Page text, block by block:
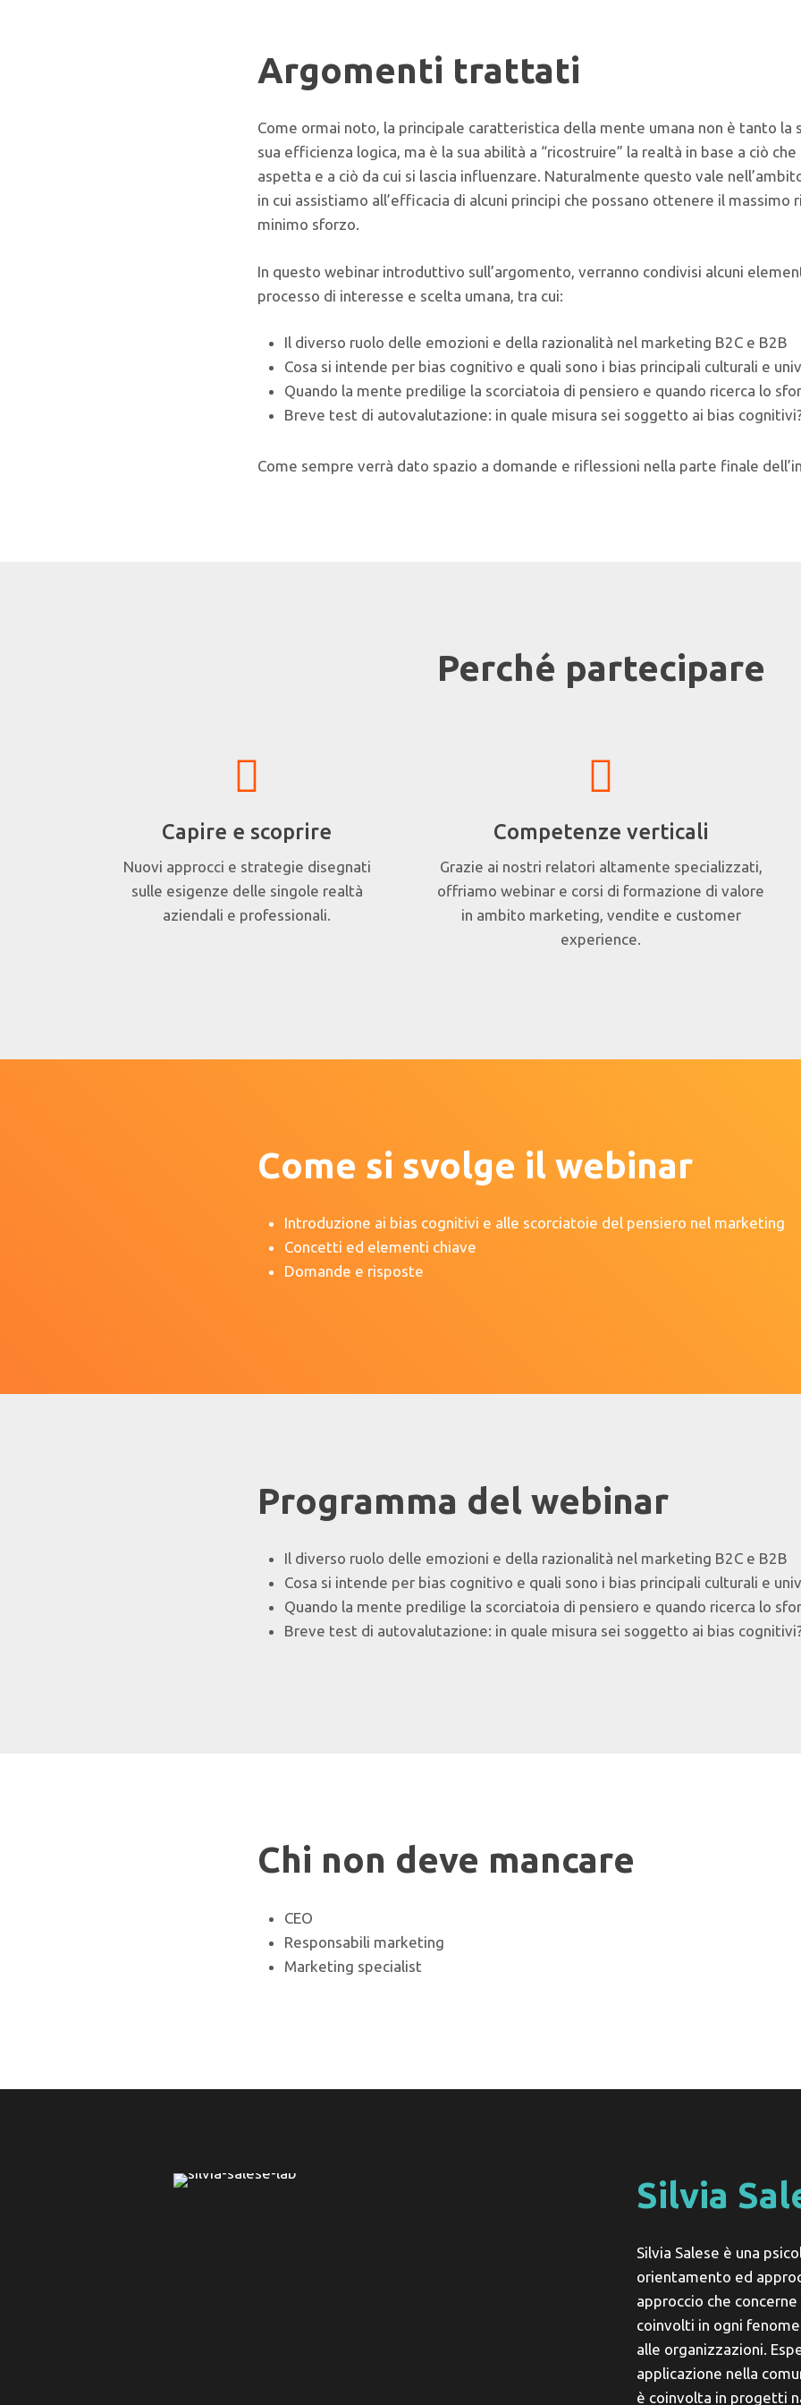
Argomenti trattati
Come ormai noto, la principale caratteristica della mente umana non è tanto la
sua efficienza logica, ma è la sua abilità a “ricostruire” la realtà in base a ciò che
aspetta e a ciò da cui si lascia influenzare. Naturalmente questo vale
in cui assistiamo all’efficacia di alcuni principi che possano ottenere il massimo
minimo sforzo.
In questo webinar introduttivo sull’argomento, verranno condivisi alcuni
processo di interesse e scelta umana, tra cui:
Il diverso ruolo delle emozioni e della razionalità nel marketing B2C e B2B
Cosa si intende per bias cognitivo e quali sono i bias principali culturali e
Quando la mente predilige la scorciatoia di pensiero e quando ricerca lo
Breve test di autovalutazione: in quale misura sei soggetto ai bias
Come sempre verrà dato spazio a domande e riflessioni nella parte finale
Perché partecipare
Capire e scoprire
Nuovi approcci e strategie disegnati
sulle esigenze delle singole realtà
aziendali e professionali.
Competenze verticali
Grazie ai nostri relatori altamente specializzati,
offriamo webinar e corsi di formazione di valore
in ambito marketing, vendite e customer
experience.
Come si svolge il webinar
Introduzione ai bias cognitivi e alle scorciatoie del pensiero nel marketing
Concetti ed elementi chiave
Domande e risposte
Programma del webinar
Il diverso ruolo delle emozioni e della razionalità nel marketing B2C e B2B
Cosa si intende per bias cognitivo e quali sono i bias principali culturali e
Quando la mente predilige la scorciatoia di pensiero e quando ricerca lo
Breve test di autovalutazione: in quale misura sei soggetto ai bias
Chi non deve mancare
CEO
Responsabili marketing
Marketing specialist
Silvia
Silvia Salese è una
orientamento ed
approccio che
coinvolti in ogni
alle organizzazioni.
applicazione nella
è coinvolta in progetti